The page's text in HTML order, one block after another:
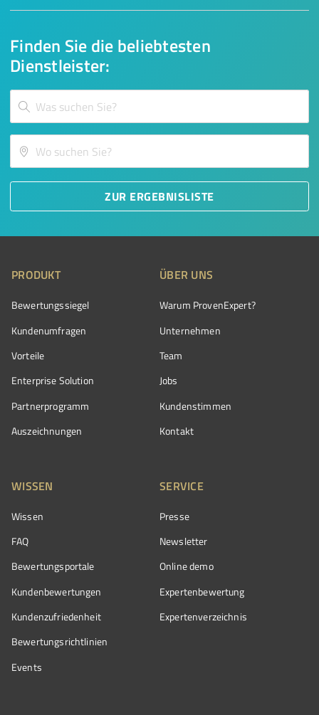
Finden Sie die beliebtesten
Dienstleister:
ZUR ERGEBNISLISTE
PRODUKT
Bewertungssiegel
Kundenumfragen
Vorteile
Enterprise Solution
Partnerprogramm
Auszeichnungen
ÜBER UNS
Warum ProvenExpert?
Unternehmen
Team
Jobs
Kundenstimmen
Kontakt
WISSEN
Wissen
FAQ
Bewertungsportale
Kundenbewertungen
Kundenzufriedenheit
Bewertungs­richtlinien
Events
SERVICE
Presse
Newsletter
Online demo
Expertenbewertung
Expertenverzeichnis